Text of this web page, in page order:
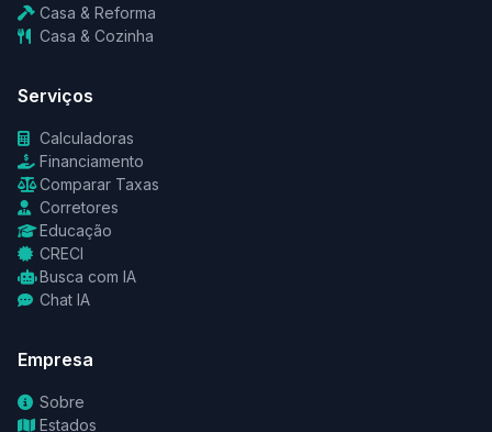
Casa & Reforma
Casa & Cozinha
Serviços
Calculadoras
Financiamento
Comparar Taxas
Corretores
Educação
CRECI
Busca com IA
Chat IA
Empresa
Sobre
Estados